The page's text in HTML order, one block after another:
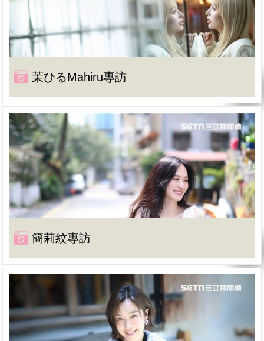
茉ひるMahiru專訪
簡莉紋專訪